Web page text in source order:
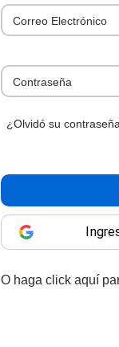
Correo Electrónico
Contraseña
¿Olvidó su
O haga click aquí